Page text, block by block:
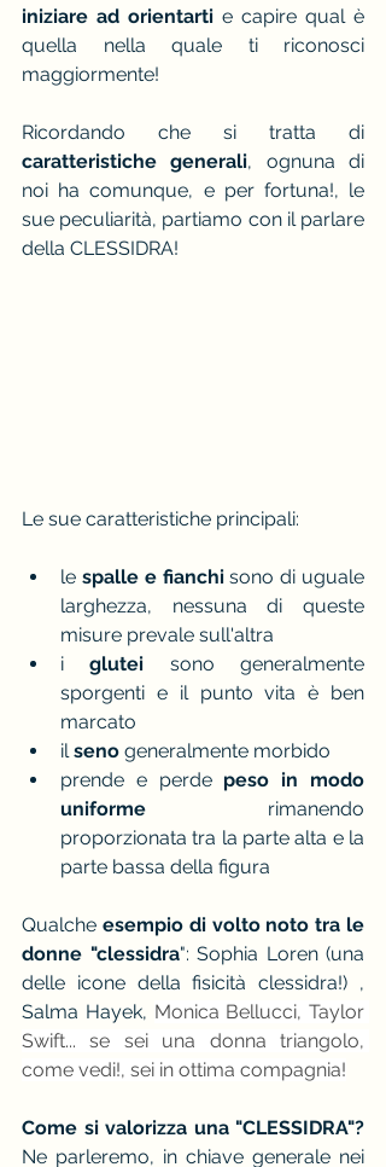
iniziare ad orientarti e capire qual è
quella nella quale ti riconosci
maggiormente!
caratteristiche generali, ognuna di
noi ha comunque, e per fortuna!, le
sue peculiarità, partiamo con il parlare
della CLESSIDRA!
Le sue caratteristiche principali:
le spalle e fianchi sono di uguale
larghezza, nessuna di queste
misure prevale sull'altra
i glutei sono generalmente
sporgenti e il punto vita è ben
marcato
il seno generalmente morbido
prende e perde peso in modo
uniforme rimanendo
proporzionata tra la parte alta e la
parte bassa della figura
Qualche esempio di volto noto tra le
donne "clessidra": Sophia Loren (una
delle icone della fisicità clessidra!) ,
Salma Hayek, Monica Bellucci, Taylor
Swift... se sei una donna triangolo,
come vedi!, sei in ottima compagnia!
Come si valorizza una "CLESSIDRA"?
Ne parleremo, in chiave generale nei